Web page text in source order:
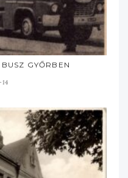
GYŐRBEN